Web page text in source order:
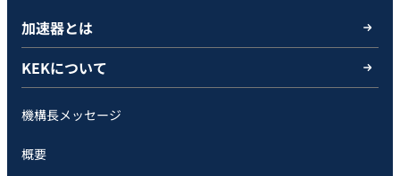
加速器とは
KEKについて
機構長メッセージ
概要